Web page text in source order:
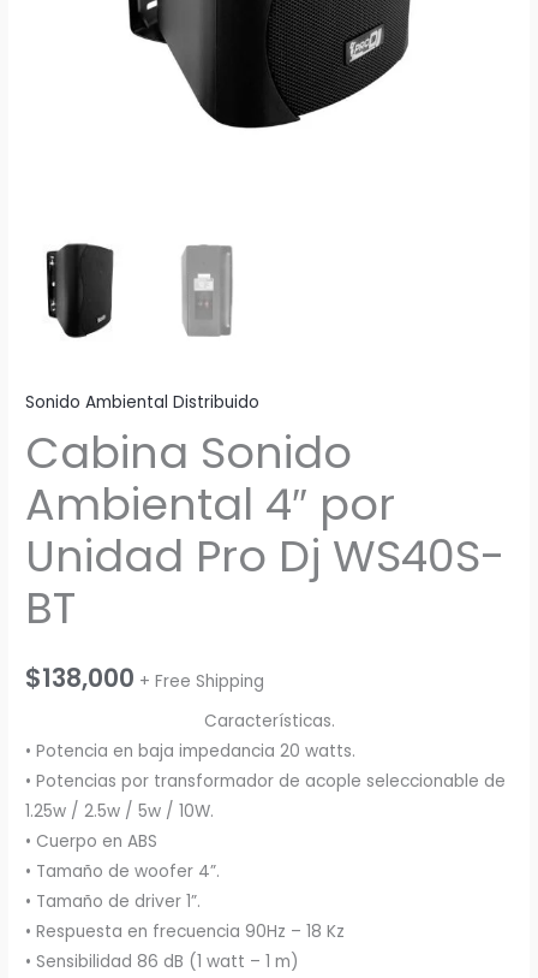
Sonido Ambiental Distribuido
Cabina Sonido
Ambiental 4″ por
Unidad Pro Dj WS40S-
BT
$138,000 + Free Shipping
Características.
• Potencia en baja impedancia 20 watts.
• Potencias por transformador de acople seleccionable de
1.25w / 2.5w / 5w / 10W.
• Cuerpo en ABS
• Tamaño de woofer 4”.
• Tamaño de driver 1”.
• Respuesta en frecuencia 90Hz – 18 Kz
• Sensibilidad 86 dB (1 watt – 1 m)